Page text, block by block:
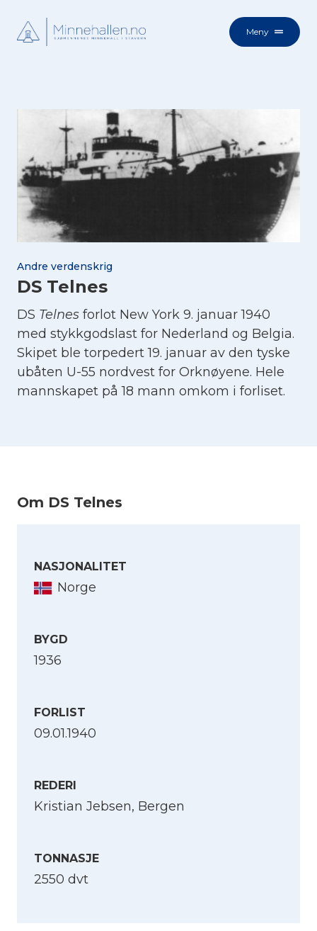
Meny
Andre verdenskrig
DS Telnes
DS Telnes forlot New York 9. januar 1940
med stykkgodslast for Nederland og Belgia.
Skipet ble torpedert 19. januar av den tyske
ubåten U-55 nordvest for Orknøyene. Hele
mannskapet på 18 mann omkom i forliset.
Om DS Telnes
NASJONALITET
Norge
BYGD
1936
FORLIST
09.01.1940
REDERI
Kristian Jebsen, Bergen
TONNASJE
2550 dvt